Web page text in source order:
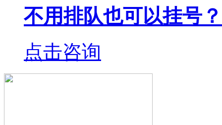
不用排队也可以挂号？
点击咨询